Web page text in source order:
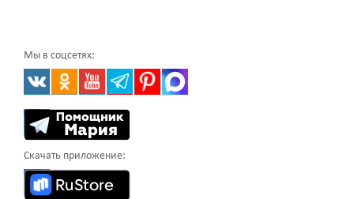
Мы в соцсетях:
Скачать приложение: